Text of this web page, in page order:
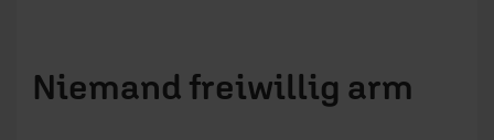
Niemand freiwillig arm